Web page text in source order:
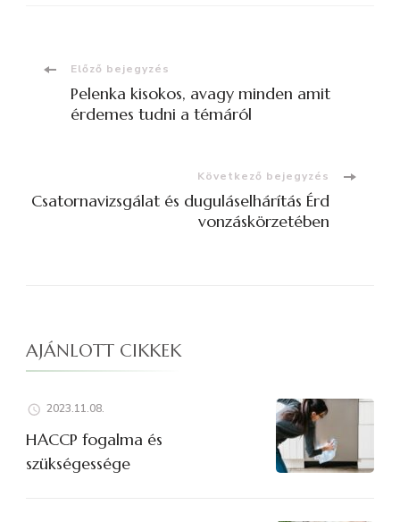
Bejegyzések
navigációja
Előző bejegyzés
Pelenka kisokos, avagy minden amit
érdemes tudni a témáról
Következő bejegyzés
Csatornavizsgálat és duguláselhárítás Érd
vonzáskörzetében
AJÁNLOTT CIKKEK
2023.11.08.
HACCP fogalma és
szükségessége